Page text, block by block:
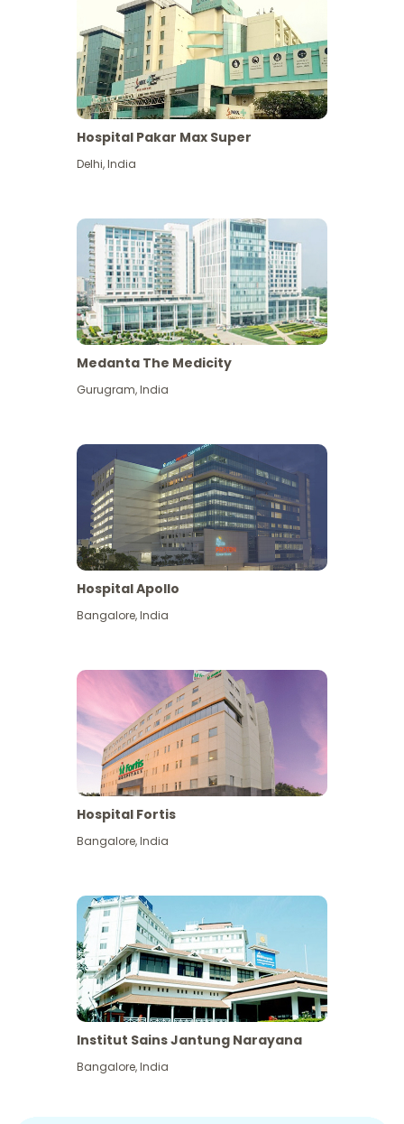
Hospital Pakar Max Super
Delhi,India
Medanta The Medicity
Gurugram,India
Hospital Apollo
Bangalore,India
Hospital Fortis
Bangalore,India
Institut Sains Jantung Narayana
Bangalore,India